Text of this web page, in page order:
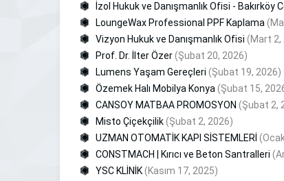
İzol Hukuk ve Danışmanlık Ofisi - Bakırköy
LoungeWax Professional PPF Kaplama
Vizyon Hukuk ve Danışmanlık Ofisi (Mart 2,
Prof. Dr. İlter Özer(Şubat 20, 2026)
Lumens Yaşam Gereçleri (Şubat 19, 2026)
Özemek Halı Mobilya Konya (Şubat 15,
CANSOY MATBAA PROMOSYON (Şubat 2,
Misto Çiçekçilik(Şubat 2, 2026)
UZMAN OTOMATİK KAPI SİSTEMLERİ
CONSTMACH | Kırıcı ve Beton Santralleri
YSC KLİNİK(Kasım 17, 2025)